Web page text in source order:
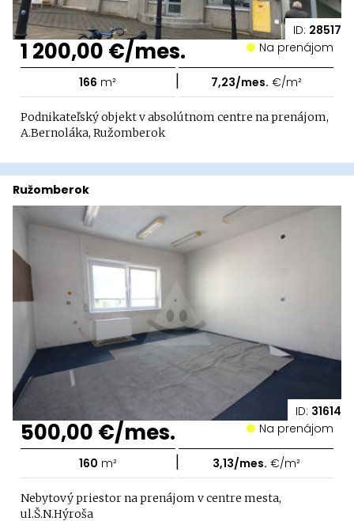
ID: 28517
1 200,00 €/mes. Na prenájom
166 m² | 7,23/mes. €/m²
Podnikateľský objekt v absolútnom centre na prenájom,
A.Bernoláka, Ružomberok
ID: 31614
Ružomberok
500,00 €/mes. Na prenájom
160 m² | 3,13/mes. €/m²
Nebytový priestor na prenájom v centre mesta,
ul.Š.N.Hýroša